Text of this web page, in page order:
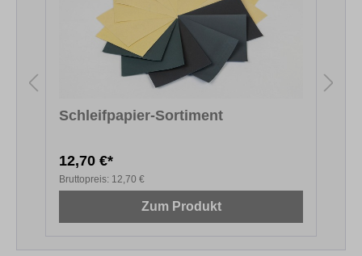
Schleifpapier-Sortiment
12,70 €*
Bruttopreis: 12,70 €
Zum Produkt